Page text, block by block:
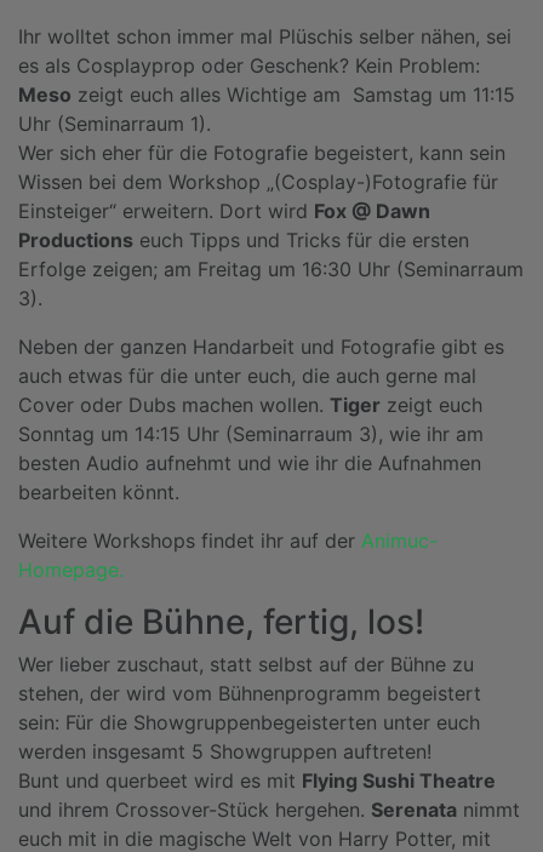
Ihr wolltet schon immer mal Plüschis selber nähen, sei
es als Cosplayprop oder Geschenk? Kein Problem:
Meso zeigt euch alles Wichtige am Samstag um 11:15
Uhr (Seminarraum 1).
Wer sich eher für die Fotografie begeistert, kann sein
Wissen bei dem Workshop „(Cosplay-)Fotografie für
Einsteiger“ erweitern. Dort wird Fox @ Dawn
Productions euch Tipps und Tricks für die ersten
Erfolge zeigen; am Freitag um 16:30 Uhr (Seminarraum
3).
Neben der ganzen Handarbeit und Fotografie gibt es
auch etwas für die unter euch, die auch gerne mal
Cover oder Dubs machen wollen. Tiger zeigt euch
Sonntag um 14:15 Uhr (Seminarraum 3), wie ihr am
besten Audio aufnehmt und wie ihr die Aufnahmen
bearbeiten könnt.
Weitere Workshops findet ihr auf der Animuc-
Homepage.
Auf die Bühne, fertig, los!
Wer lieber zuschaut, statt selbst auf der Bühne zu
stehen, der wird vom Bühnenprogramm begeistert
sein: Für die Showgruppenbegeisterten unter euch
werden insgesamt 5 Showgruppen auftreten!
Bunt und querbeet wird es mit Flying Sushi Theatre
und ihrem Crossover-Stück hergehen. Serenata nimmt
euch mit in die magische Welt von Harry Potter, mit